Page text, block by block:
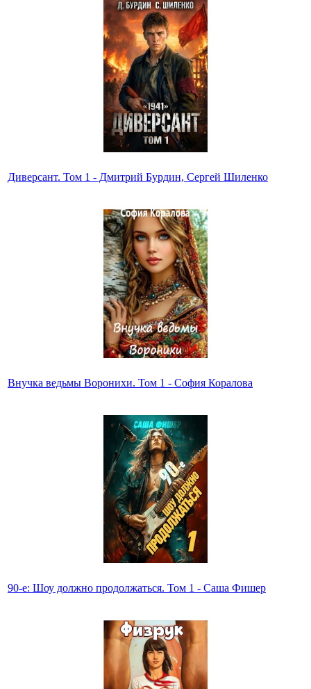
Диверсант. Том 1 - Дмитрий Бурдин, Сергей Шиленко
Внучка ведьмы Воронихи. Том 1 - София Коралова
90-е: Шоу должно продолжаться. Том 1 - Саша Фишер